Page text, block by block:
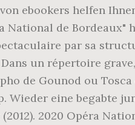
ebookers helfen
National de
par sa
un répertoire
de Gounod ou
Wieder eine begabte
2020 Opéra